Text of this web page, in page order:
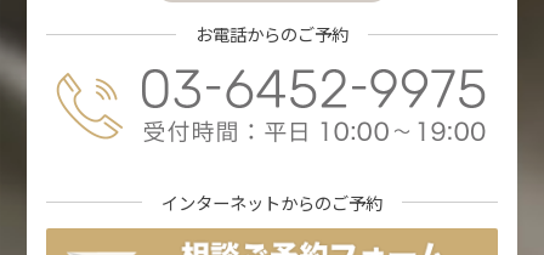
お電話からのご予約
インターネットからのご予約